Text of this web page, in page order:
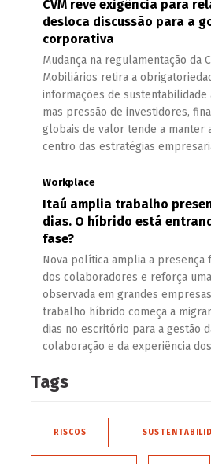
CVM revê exigência para
desloca discussão para a
corporativa
Mudança na regulamentação da
Mobiliários retira a
informações de sustentabilidade
mas pressão de investidores,
globais de valor tende a manter
centro das estratégias
Workplace
Itaú amplia trabalho
dias. O híbrido está
fase?
Nova política amplia a presença
dos colaboradores e reforça
observada em grandes
trabalho híbrido começa a
dias no escritório para a gestão
colaboração e da experiência
Tags
RISCOS